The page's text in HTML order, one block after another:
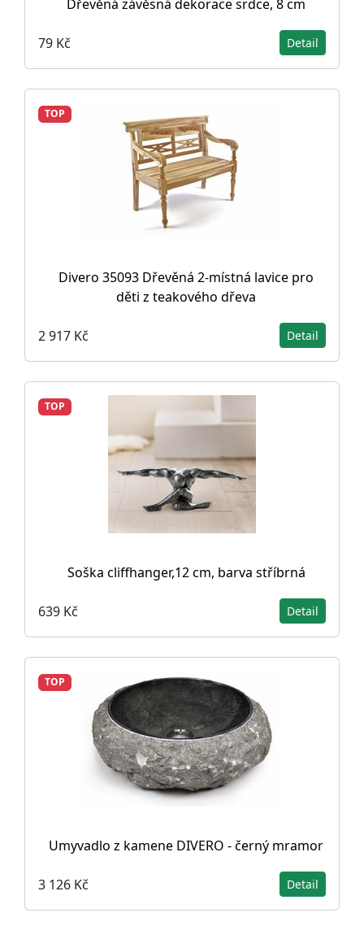
Dřevěná závěsná dekorace srdce, 8 cm
79 Kč Detail
TOP
Divero 35093 Dřevěná 2-místná lavice pro
děti z teakového dřeva
2 917 Kč Detail
TOP
Soška cliffhanger,12 cm, barva stříbrná
639 Kč Detail
TOP
Umyvadlo z kamene DIVERO - černý mramor
3 126 Kč Detail